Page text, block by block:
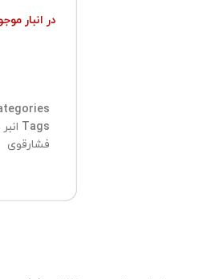
در انبار
Tags
فشارقوی